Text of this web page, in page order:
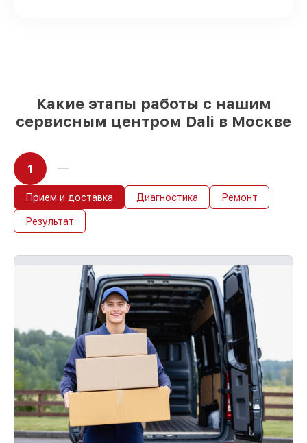
Какие этапы работы с нашим
сервисным центром Dali в Москве
1
Прием и доставка Диагностика Ремонт
Результат